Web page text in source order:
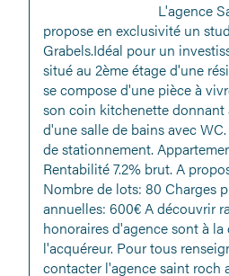
propose en exclusivité un
Grabels.Idéal pour un
situé au 2ème étage d'une
se compose d'une pièce à
son coin kitchenette donnant
d'une salle de bains avec
de stationnement.
Rentabilité 7.2% brut. A
Nombre de lots: 80 Charges
annuelles: 600€ A découvrir
honoraires d'agence sont à la
l'acquéreur. Pour tous
contacter l'agence saint roch